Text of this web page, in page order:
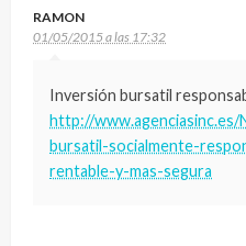
RAMON
01/05/2015 a las 17:32
Inversión bursatil
http://
bursatil-socialmente-
rentable-y-mas-segura